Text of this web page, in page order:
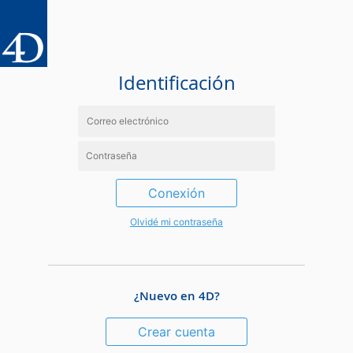
Identificación
Conexión
Olvidé mi contraseña
¿Nuevo en 4D?
Crear cuenta